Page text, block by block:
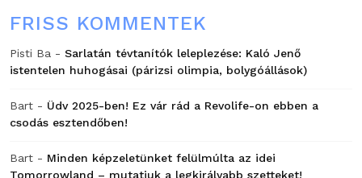
FRISS KOMMENTEK
Pisti Ba - Sarlatán tévtanítók leleplezése: Kaló Jenő
istentelen huhogásai (párizsi olimpia, bolygóállások)
Bart - Üdv 2025-ben! Ez vár rád a Revolife-on ebben a
csodás esztendőben!
Bart - Minden képzeletünket felülmúlta az idei
Tomorrowland – mutatjuk a legkirályabb szetteket!